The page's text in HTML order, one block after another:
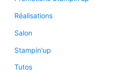
Réalisations
Salon
Stampin'up
Tutos